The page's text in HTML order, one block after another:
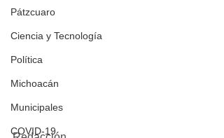
Pátzcuaro
Ciencia y Tecnología
Política
Michoacán
Municipales
COVID-19